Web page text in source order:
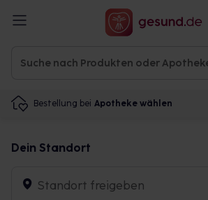
Bestellung bei Apotheke wählen
Dein Standort
Standort freigeben